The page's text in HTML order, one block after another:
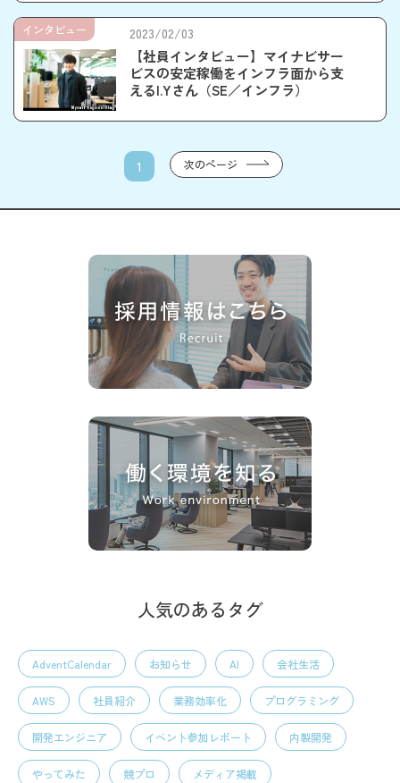
2023/02/03
【社員インタビュー】マイナビサー
ビスの安定稼働をインフラ面から支
えるI.Yさん（SE／インフラ）
インタビュー
1 次のページ
人気のあるタグ
AdventCalendar お知らせ AI 会社生活
AWS 社員紹介 業務効率化 プログラミング
開発エンジニア イベント参加レポート 内製開発
やってみた 競プロ メディア掲載